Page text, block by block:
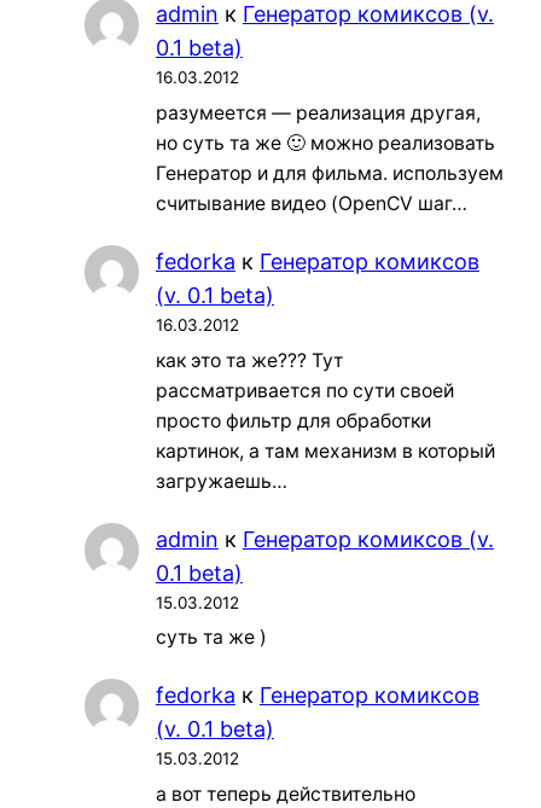
admin к Генератор комиксов (v.
0.1 beta)
16.03.2012
разумеется — реализация другая,
но суть та же 🙂 можно реализовать
Генератор и для фильма. используем
считывание видео (OpenCV шаг…
fedorka к Генератор комиксов
(v. 0.1 beta)
16.03.2012
как это та же??? Тут
рассматривается по сути своей
просто фильтр для обработки
картинок, а там механизм в который
загружаешь…
admin к Генератор комиксов (v.
0.1 beta)
15.03.2012
суть та же )
fedorka к Генератор комиксов
(v. 0.1 beta)
15.03.2012
а вот теперь действительно